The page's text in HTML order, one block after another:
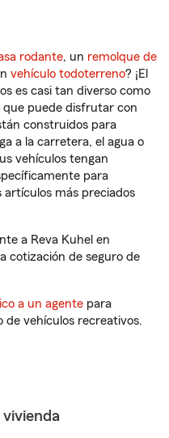
rodante, un remolque de
vehículo todoterreno? ¡El
es casi tan diverso como
que puede disfrutar con
construidos para
a la carretera, el agua o
vehículos tengan
para
artículos más preciados
a Reva Kuhel en
cotización de seguro de
a un agente para
de vehículos recreativos.